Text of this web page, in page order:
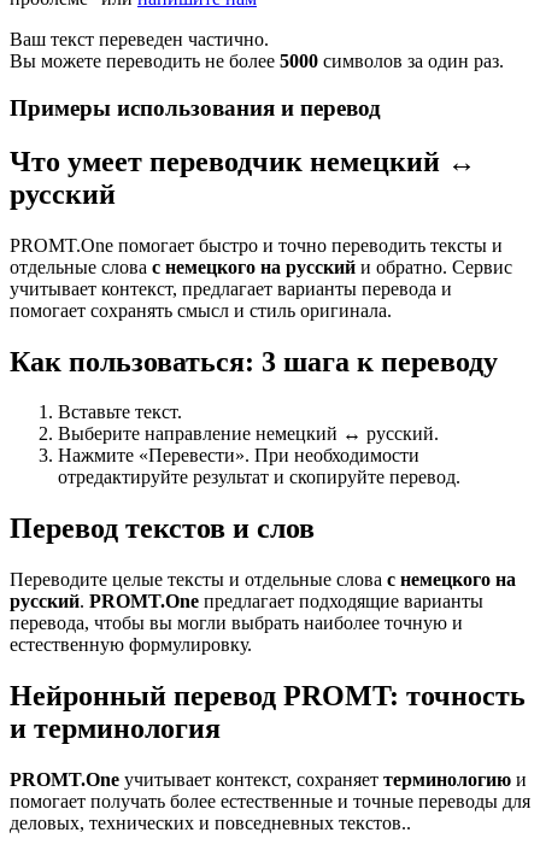
Ваш текст переведен частично.
Вы можете переводить не более 5000 символов за один раз.
Примеры использования и перевод
Что умеет переводчик немецкий ↔
русский
PROMT.One помогает быстро и точно переводить тексты и
отдельные слова с немецкого на русский и обратно. Сервис
учитывает контекст, предлагает варианты перевода и
помогает сохранять смысл и стиль оригинала.
Как пользоваться: 3 шага к переводу
Вставьте текст.
Выберите направление немецкий ↔ русский.
Нажмите «Перевести». При необходимости
отредактируйте результат и скопируйте перевод.
Перевод текстов и слов
Переводите целые тексты и отдельные слова с немецкого на
русский. PROMT.One предлагает подходящие варианты
перевода, чтобы вы могли выбрать наиболее точную и
естественную формулировку.
Нейронный перевод PROMT: точность
и терминология
PROMT.One учитывает контекст, сохраняет терминологию и
помогает получать более естественные и точные переводы для
деловых, технических и повседневных текстов..